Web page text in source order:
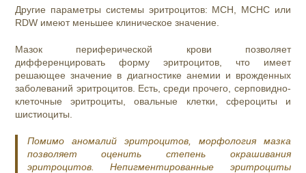
Другие параметры системы эритроцитов: MCH, MCHC или
RDW имеют меньшее клиническое значение.
Мазок периферической крови позволяет
дифференцировать форму эритроцитов, что имеет
решающее значение в диагностике анемии и врожденных
заболеваний эритроцитов. Есть, среди прочего, серповидно-
клеточные эритроциты, овальные клетки, сфероциты и
шистиоциты.
Помимо аномалий эритроцитов, морфология мазка
позволяет оценить степень окрашивания
эритроцитов. Непигментированные эритроциты